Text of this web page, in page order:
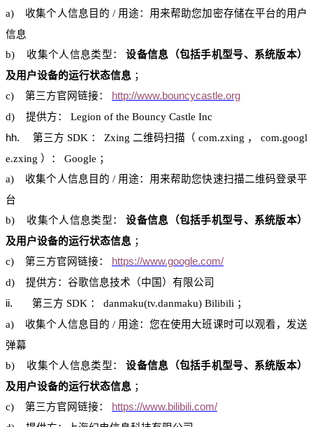
a)
收集个人信息目的 / 用途：用来帮助您加密存储在平台的用户
信息
b)
收集个人信息类型：
设备信息（包括手机型号、系统版本）
及用户设备的运行状态信息 ；
c)
第三方官网链接：
http://www.bouncycastle.org
d)
提供方：
Legion of the Bouncy Castle Inc
hh. 第三方 SDK ： Zxing 二维码扫描 （ com.zxing ，
com.googl
e.zxing ）： Google ；
a)
收集个人信息目的 / 用途：用来帮助您快速扫描二维码登录平
台
b)
收集个人信息类型：
设备信息（包括手机型号、系统版本）
及用户设备的运行状态信息 ；
c)
第三方官网链接：
https://www.google.com/
d)
提供方： 谷歌信息技术 （中国）有限公司
ii.
第三方 SDK ： danmaku(tv.danmaku) Bilibili ；
a)
收集个人信息目的 / 用途：您在使用大班课时可以观看，发送
弹幕
b)
收集个人信息类型：
设备信息（包括手机型号、系统版本）
及用户设备的运行状态信息 ；
c)
第三方官网链接：
https://www.bilibili.com/